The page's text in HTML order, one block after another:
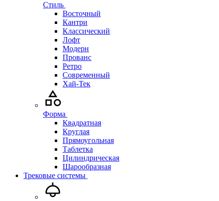
Стиль
Восточный
Кантри
Классический
Лофт
Модерн
Прованс
Ретро
Современный
Хай-Тек
Форма
Квадратная
Круглая
Прямоугольная
Таблетка
Цилиндрическая
Шарообразная
Трековые системы